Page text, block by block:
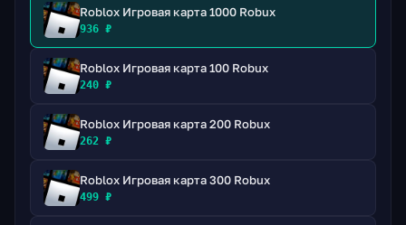
Roblox Игровая карта 1000 Robux
936 ₽
Roblox Игровая карта 100 Robux
240 ₽
Roblox Игровая карта 200 Robux
262 ₽
Roblox Игровая карта 300 Robux
499 ₽